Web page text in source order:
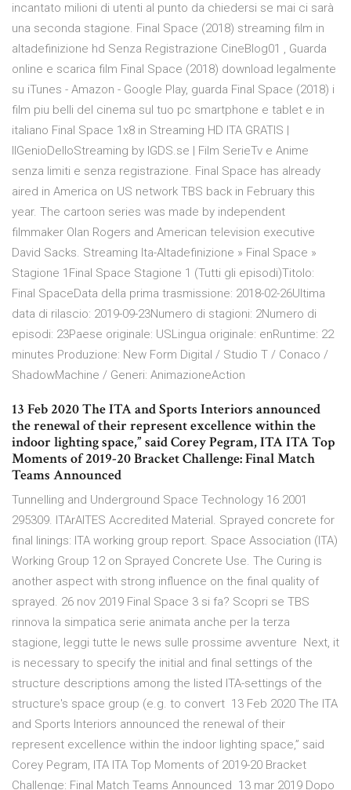
incantato milioni di utenti al punto da chiedersi se mai ci sarà
una seconda stagione. Final Space (2018) streaming film in
altadefinizione hd Senza Registrazione CineBlog01 , Guarda
online e scarica film Final Space (2018) download legalmente
su iTunes - Amazon - Google Play, guarda Final Space (2018) i
film piu belli del cinema sul tuo pc smartphone e tablet e in
italiano Final Space 1x8 in Streaming HD ITA GRATIS |
IlGenioDelloStreaming by IGDS.se | Film SerieTv e Anime
senza limiti e senza registrazione. Final Space has already
aired in America on US network TBS back in February this
year. The cartoon series was made by independent
filmmaker Olan Rogers and American television executive
David Sacks. Streaming Ita-Altadefinizione » Final Space »
Stagione 1Final Space Stagione 1 (Tutti gli episodi)Titolo:
Final SpaceData della prima trasmissione: 2018-02-26Ultima
data di rilascio: 2019-09-23Numero di stagioni: 2Numero di
episodi: 23Paese originale: USLingua originale: enRuntime: 22
minutes Produzione: New Form Digital / Studio T / Conaco /
ShadowMachine / Generi: AnimazioneAction
13 Feb 2020 The ITA and Sports Interiors announced
the renewal of their represent excellence within the
indoor lighting space,” said Corey Pegram, ITA ITA Top
Moments of 2019-20 Bracket Challenge: Final Match
Teams Announced
Tunnelling and Underground Space Technology 16 2001
295309. ITArAITES Accredited Material. Sprayed concrete for
final linings: ITA working group report. Space Association (ITA)
Working Group 12 on Sprayed Concrete Use. The Curing is
another aspect with strong influence on the final quality of
sprayed. 26 nov 2019 Final Space 3 si fa? Scopri se TBS
rinnova la simpatica serie animata anche per la terza
stagione, leggi tutte le news sulle prossime avventure Next, it
is necessary to specify the initial and final settings of the
structure descriptions among the listed ITA-settings of the
structure's space group (e.g. to convert 13 Feb 2020 The ITA
and Sports Interiors announced the renewal of their
represent excellence within the indoor lighting space,” said
Corey Pegram, ITA ITA Top Moments of 2019-20 Bracket
Challenge: Final Match Teams Announced 13 mar 2019 Dopo